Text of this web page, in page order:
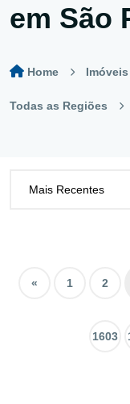
em São
Home Imóveis
Todas as Regiões
« 1 2
1603